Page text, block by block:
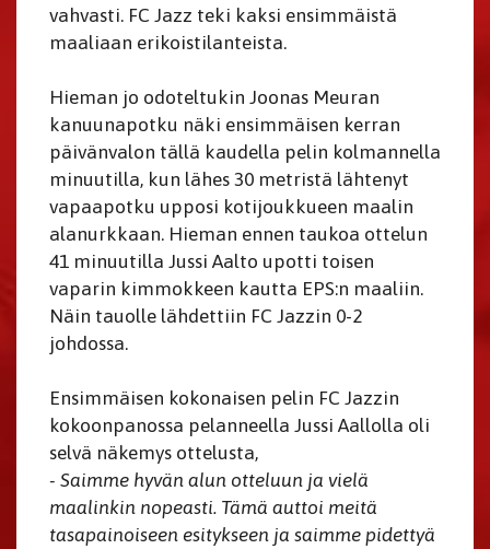
vahvasti. FC Jazz teki kaksi ensimmäistä
maaliaan erikoistilanteista.
Hieman jo odoteltukin Joonas Meuran
kanuunapotku näki ensimmäisen kerran
päivänvalon tällä kaudella pelin kolmannella
minuutilla, kun lähes 30 metristä lähtenyt
vapaapotku upposi kotijoukkueen maalin
alanurkkaan. Hieman ennen taukoa ottelun
41 minuutilla Jussi Aalto upotti toisen
vaparin kimmokkeen kautta EPS:n maaliin.
Näin tauolle lähdettiin FC Jazzin 0-2
johdossa.
Ensimmäisen kokonaisen pelin FC Jazzin
kokoonpanossa pelanneella Jussi Aallolla oli
selvä näkemys ottelusta,
­- Saimme hyvän alun otteluun ja vielä
maalinkin nopeasti. Tämä auttoi meitä
tasapainoiseen esitykseen ja saimme pidettyä